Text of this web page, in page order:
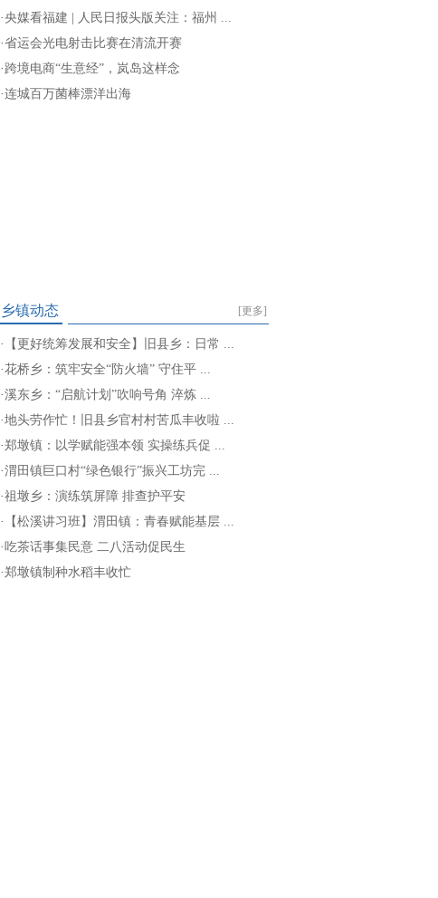
·央媒看福建 | 人民日报头版关注：福州 ...
·省运会光电射击比赛在清流开赛
· 跨境电商“生意经”，岚岛这样念
·连城百万菌棒漂洋出海
[更多]
乡镇动态
· 【更好统筹发展和安全】旧县乡：日常 ...
·花桥乡：筑牢安全“防火墙” 守住平 ...
·溪东乡：“启航计划”吹响号角 淬炼 ...
·地头劳作忙！旧县乡官村村苦瓜丰收啦 ...
·郑墩镇：以学赋能强本领 实操练兵促 ...
·渭田镇巨口村“绿色银行”振兴工坊完 ...
·祖墩乡：演练筑屏障 排查护平安
· 【松溪讲习班】渭田镇：青春赋能基层 ...
·吃茶话事集民意 二八活动促民生
·郑墩镇制种水稻丰收忙